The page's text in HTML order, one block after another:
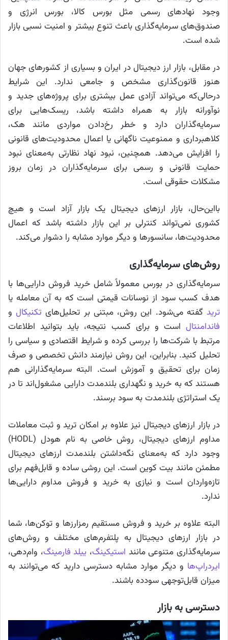
وجود نهاد‌های رسمی مثل بورس کالا، بورس انرژی و
صندوق‌های سرمایه‌گذاری باعث تنوع بیشتر و امنیت نسبی بازار
شده است.
در مقابل، بازار ارز دیجیتال در ایران و بسیاری از کشور‌های جهان
هنوز قانون‌گذاری مشخص و جامعی ندارد. این شرایط
درحالی‌که می‌تواند آزادی عمل بیشتری برای پروژه‌های جدید و
نوآورانه بازار به همراه داشته باشد، ریسک‌هایی برای
سرمایه‌گذاران دارد و خطر رخ‌دادن مواردی مانند هک،
کلاهبرداری و ممنوعیت ناگهانی یا اعمال محدودیت‌های قانونی
را افزایش می‌دهد. همچنین، نبود نهاد نظارتی به‌معنای نبود
حمایت قانونی و رسمی برای سرمایه‌گذاران در زمان بروز
مشکلات حقوقی است.
بااین‌حال، بازار ارز‌های دیجیتال یک بازار آزاد است و هیچ
کشوری نمی‌تواند کنترلی بر این بازار داشته باشد که اعمال
محدودیت‌ها، سانسور‌ها و دیگر موارد مشابه را دشوار می‌کند.
روش‌های سرمایه‌گذاری
سرمایه‌گذاری در بورس معمولاً شامل خرید فروش دارایی‌ها با
هدف کسب سود از نوسانات قیمتی است که به آن معامله یا
تریدگفته می‌شود. این روش، مبتنی بر تحلیل‌های تکنیکالو
فاندامنتال است و برای کسب نتیجه، باید بتوانید اطلاعات
مرتبط با شرکت‌ها را بررسی کرده و شرایط اقتصادی و سیاسی را
تحلیل کنید. بنابراین، این روش نیازمند دانش تخصصی و صرف
زمان برای تحقیق و آموزش است. البته سرمایه‌گذارانی هم
هستند که به خرید و نگهداری بلندمدت دارایی مشغول‌اند تا در
یک استراتژی بلندمدت به سود برسند.
در بازار ارز‌های دیجیتال نیز علاوه بر امکان ترید و ثبت معاملات
مداوم ارز‌های دیجیتال، روش خاصی به نام هودل (HODL)
وجود دارد که به‌معنای نگه‌داشتن بلندمدت ارز‌های دیجیتال
مطمئن مانند بیت کوین است. این روشی ساده و قابل‌فهم برای
تازه‌واردان است و نیازی به خرید و فروش مداوم دارایی‌ها
ندارد.
البته علاوه بر خرید و فروش مستقیم رمزارزها و توکن‌ها، شما
در بازار ارز‌های دیجیتال به پلتفرم‌های مختلف و روش‌های
سرمایه‌گذاری متنوعی مانند استیکینگ، ییلد فارمینگ، وام‌دهی،
ایردراپ‌ها و دیگر موارد مشابه دسترسی دارید که می‌توانند به
میزان قابل‌توجهی سودده باشند.
دسترسی به بازار